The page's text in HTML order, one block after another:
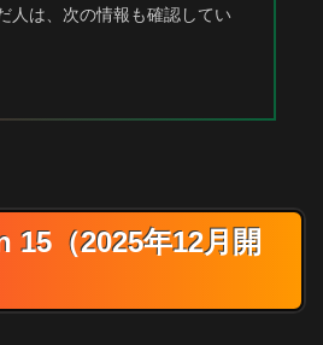
人は、次の情報も確認してい
15（2025年12月開